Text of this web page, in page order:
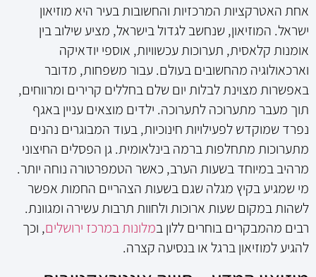
אחת האטרקציות המרכזיות והחשובות בעיר היא מוזיאון
ישראל. המוזיאון, שנחשב לגדול בישראל, מציע שילוב בין
אומנות קלאסית, תערוכות עכשוויות, אוספי יודאיקה
וארכאולוגיה מהחשובים בעולם. עבור משפחות, מדובר
באפשרות מצוינת לבלות יום שלם בחללים קרירים ומרווחים,
תוך מעבר מתערוכה לתערוכה. ילדים מוצאים עניין באגף
נפרד שמוקדש לפעילויות חינוכיות, בעוד המבוגרים נהנים
מתערוכות מתחלפות ברמה בינלאומית. גן הפסלים החיצוני
מרהיב במיוחד בשעות הערב, כאשר הטמפרטורה נוחה יותר.
מי שמגיע בקיץ מגלה שגם בשעות הצהריים החמות אפשר
לשהות במקום שעות ארוכות ולחוות תרבות עשירה ומגוונת.
רבים מהמבקרים בוחרים ללון במלונות במרכז ירושלים, וכך
להגיע למוזיאון ברגל או בנסיעה קצרה.